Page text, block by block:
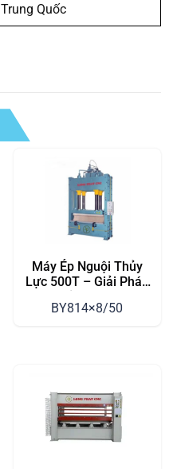
Trung Quốc
Máy Ép Nguội Thủy
Lực 500T – Giải Pháp
Chế Biến Gỗ
BY814×8/50